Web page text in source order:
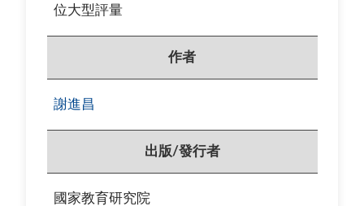
位大型評量
作者
謝進昌
出版/發行者
國家教育研究院